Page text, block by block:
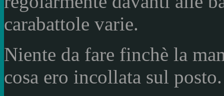
carabattole varie.
Niente da fare finchè la
cosa ero incollata sul posto.